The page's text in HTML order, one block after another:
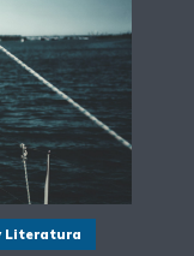
Literatura